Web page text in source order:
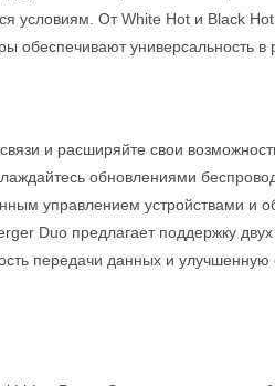
условиям. От White Hot и Black
обеспечивают универсальность в
и расширяйте свои
обновлениями
управлением устройствами
Duo предлагает поддержку
передачи данных и